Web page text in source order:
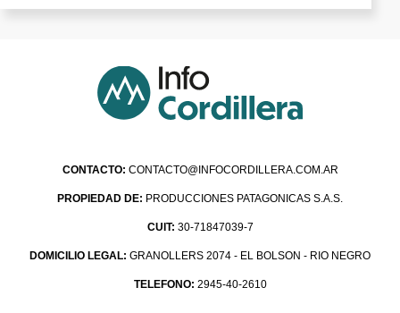
CONTACTO: CONTACTO@INFOCORDILLERA.COM.AR
PROPIEDAD DE: PRODUCCIONES PATAGONICAS S.A.S.
CUIT: 30-71847039-7
DOMICILIO LEGAL: GRANOLLERS 2074 - EL BOLSON - RIO NEGRO
TELEFONO: 2945-40-2610